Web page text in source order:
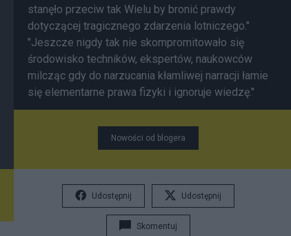
stanęło przeciw tak Wielu by bronić prawdy
dotyczącej tragicznego zdarzenia lotniczego."
"Jeszcze nigdy tak nie skompromitowało się
środowisko techników, ekspertów, naukowców
milcząc gdy do narzucania kłamliwej narracji łamie
się elementarne prawa fizyki i ignoruje wiedzę."
Nowości od blogera
Udostępnij Udostępnij
Skomentuj